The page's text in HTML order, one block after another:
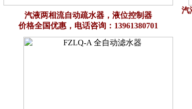
汽液两相流自动疏水器，液位控制器
价格全国优惠，电话咨询：13961380701
汽